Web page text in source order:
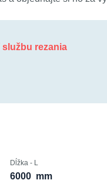
rezania
Dĺžka - L
6000 mm